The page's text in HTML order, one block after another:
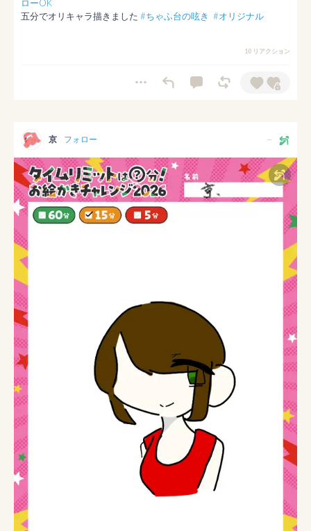
ローOK
五分でオリキャラ描きました #ちゃふ台の呟き #オリジナル
10 リアクション
京 フォロー --